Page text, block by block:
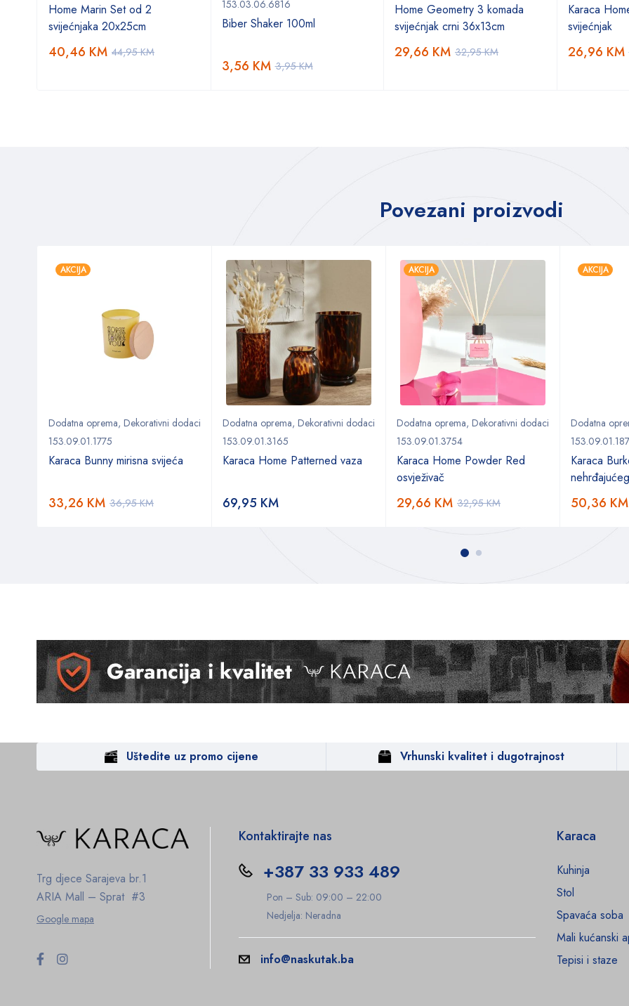
Home Marin Set od 2
svijećnjaka 20x25cm
44,95KM
40,46 KM
153.03.06.6816
Biber Shaker 100ml
3,95KM
3,56 KM
Home Geometry 3 komada
svijećnjak crni 36x13cm
32,95KM
29,66 KM
Karaca
svijećnjak
26,96 KM
Povezani proizvodi
AKCIJA
Dodatna oprema, Dekorativni dodaci
153.09.01.1775
Karaca Bunny mirisna svijeća
36,95KM
33,26 KM
Dodatna oprema, Dekorativni dodaci
153.09.01.3165
Karaca Home Patterned vaza
69,95 KM
AKCIJA
Dodatna oprema, Dekorativni dodaci
153.09.01.3754
Karaca Home Powder Red
osvježivač
32,95KM
29,66 KM
AKCIJA
Dodatna
Karaca
50,36 KM
Uštedite uz promo cijene Vrhunski kvalitet i dugotrajnost
Trg djece Sarajeva br.1
ARIA Mall – Sprat #3
Google mapa
Kontaktirajte nas
+387 33 933 489
Pon – Sub: 09:00 – 22:00
Nedjelja: Neradna
info@naskutak.ba
Karaca
Kuhinja
Stol
Spavaća soba
Mali kućanski
Tepisi i staze